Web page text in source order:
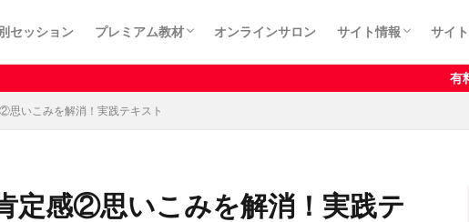
セッション プレミアム教材
カート
オンラインサロン サイト情報
プライバシーポリシ
利用規約
特定商取引法に基づ
サイ
有料記事はサロンメンバ
思いこみを解消！実践テキスト
定感②思いこみを解消！実践テ